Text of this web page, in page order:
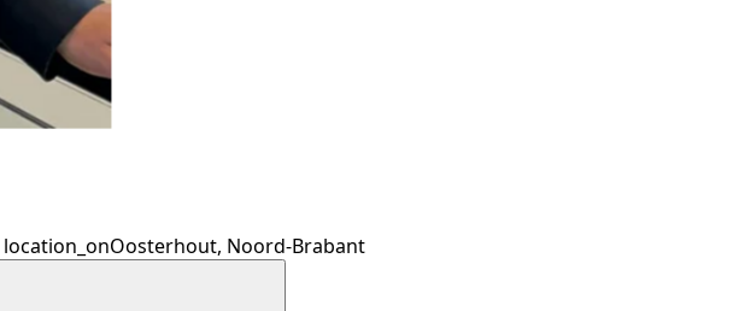
location_onOosterhout, Noord-Brabant